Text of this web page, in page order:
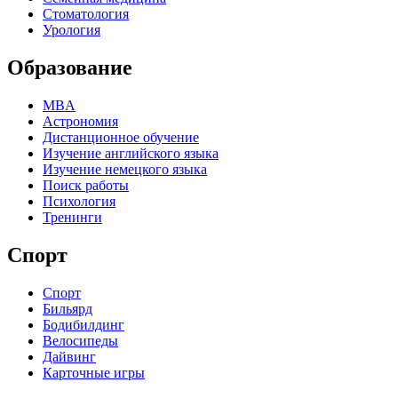
Стоматология
Урология
Образование
MBA
Астрономия
Дистанционное обучение
Изучение английского языка
Изучение немецкого языка
Поиск работы
Психология
Тренинги
Спорт
Спорт
Бильярд
Бодибилдинг
Велосипеды
Дайвинг
Карточные игры